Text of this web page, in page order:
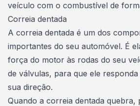
veículo com o combustível de
Correia dentada
A correia dentada é um dos
importantes do seu automóvel. É
força do motor às rodas do seu
de válvulas, para que ele
sua direção.
Quando a correia dentada quebra,